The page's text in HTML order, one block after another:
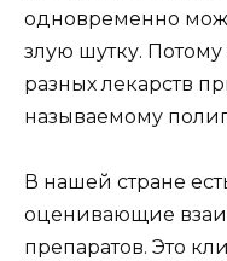
одновременно
злую шутку.
разных лекарств
называемому
В нашей стране
оценивающие
препаратов. Это